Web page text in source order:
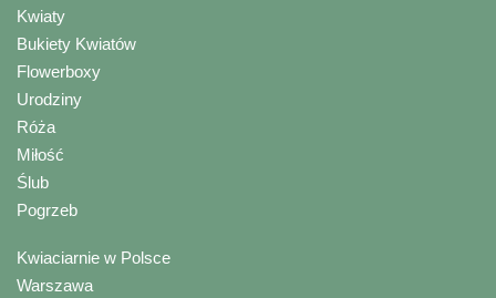
Kwiaty
Bukiety Kwiatów
Flowerboxy
Urodziny
Róża
Miłość
Ślub
Pogrzeb
Kwiaciarnie w Polsce
Warszawa